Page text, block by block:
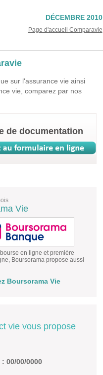
DÉCEMBRE 2010
Page d'accueil Comparavie
sur l'assurance vie ainsi
vie, comparez par nos
de documentation
Vie
en ligne et première
Boursorama propose aussi
Boursorama Vie
vie vous propose
00/00/0000